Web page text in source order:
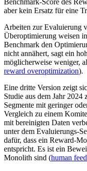
aber kein Ersatz für eine
Arbeiten zur Evaluierung
Überoptimierung weisen
Benchmark den
nicht annähert, sagt ein
möglicherweise weniger,
reward overoptimization).
Eine dritte Version zeigt
Studie aus dem Jahr
Segmente mit geringer
Vergleich zu einem
mit bereinigten Daten
unter dem Evaluierungs-
dafür, dass ein Reward-
entspricht. Es ist ein
Monolith sind (human